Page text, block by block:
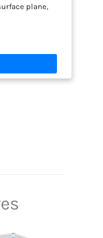
plane,
d'eau. La
à partir
renforcé
résistant aux
terminée,
Capacité